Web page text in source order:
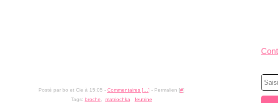
Posté par bo et Cie à 15:05 - Commentaires [… ] - Permalien [#]
Tags: broche matriochka feutrine